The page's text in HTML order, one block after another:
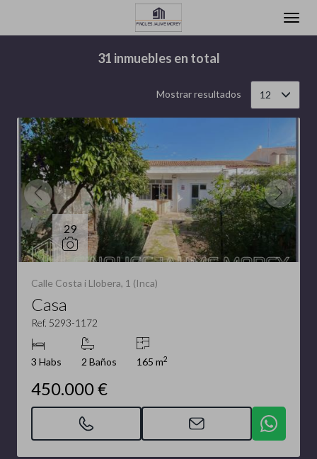
31 inmuebles en total
Mostrar resultados 12
29
Calle Costa i Llobera, 1 (Inca)
Casa
Ref. 5293-1172
3 Habs 2 Baños 165 m2
450.000 €